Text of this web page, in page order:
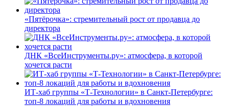
«Пятёрочка»: стремительный рост от продавца до
директора
ДНК «ВсеИнструменты.ру»: атмосфера, в которой
хочется расти
ИТ-хаб группы «Т-Технологии» в Санкт-Петербурге:
топ-8 локаций для работы и вдохновения